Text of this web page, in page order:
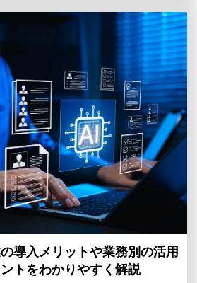
導入メリットや業務別の活用
トをわかりやすく解説